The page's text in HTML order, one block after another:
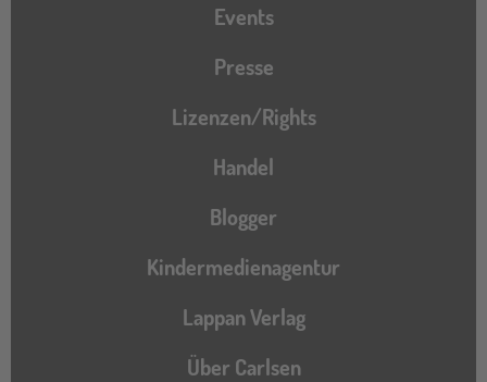
Events
Presse
Lizenzen/Rights
Handel
Blogger
Kindermedienagentur
Lappan Verlag
Über Carlsen